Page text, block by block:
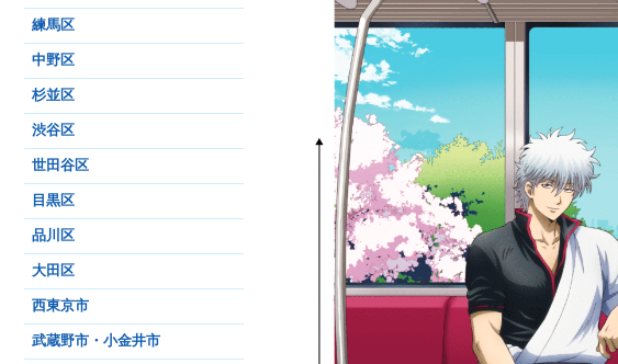
練馬区
中野区
杉並区
渋谷区
世田谷区
目黒区
品川区
大田区
西東京市
武蔵野市・小金井市